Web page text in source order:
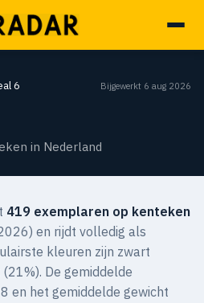
6 Bijgewerkt 6 aug 2026
in Nederland
419 exemplaren op kenteken
en rijdt volledig als
kleuren zijn zwart
De gemiddelde
en het gemiddelde gewicht